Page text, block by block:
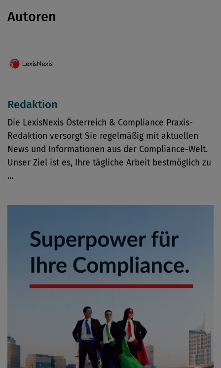
Autoren
Redaktion
Die LexisNexis Österreich & Compliance Praxis-
Redaktion versorgt Sie regelmäßig mit aktuellen
News und Informationen aus der Compliance-Welt.
Unser Ziel ist es, Ihre tägliche Arbeit bestmöglich zu
...